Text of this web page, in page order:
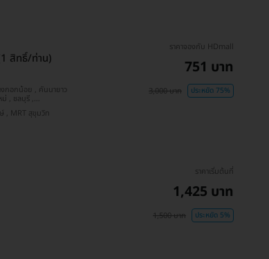
สิทธิ์/ท่าน)
BTS เจริญนคร , MRT ภาษีเจริญ , MRT พระราม 9 , BTS พร้อมพงษ์ , MRT สุขุมวิท
ราคาจองกับ HDmall
751 บาท
3,000 บาท ประหยัด 75%
ราคาเริ่มต้นที่
1,425 บาท
1,500 บาท ประหยัด 5%